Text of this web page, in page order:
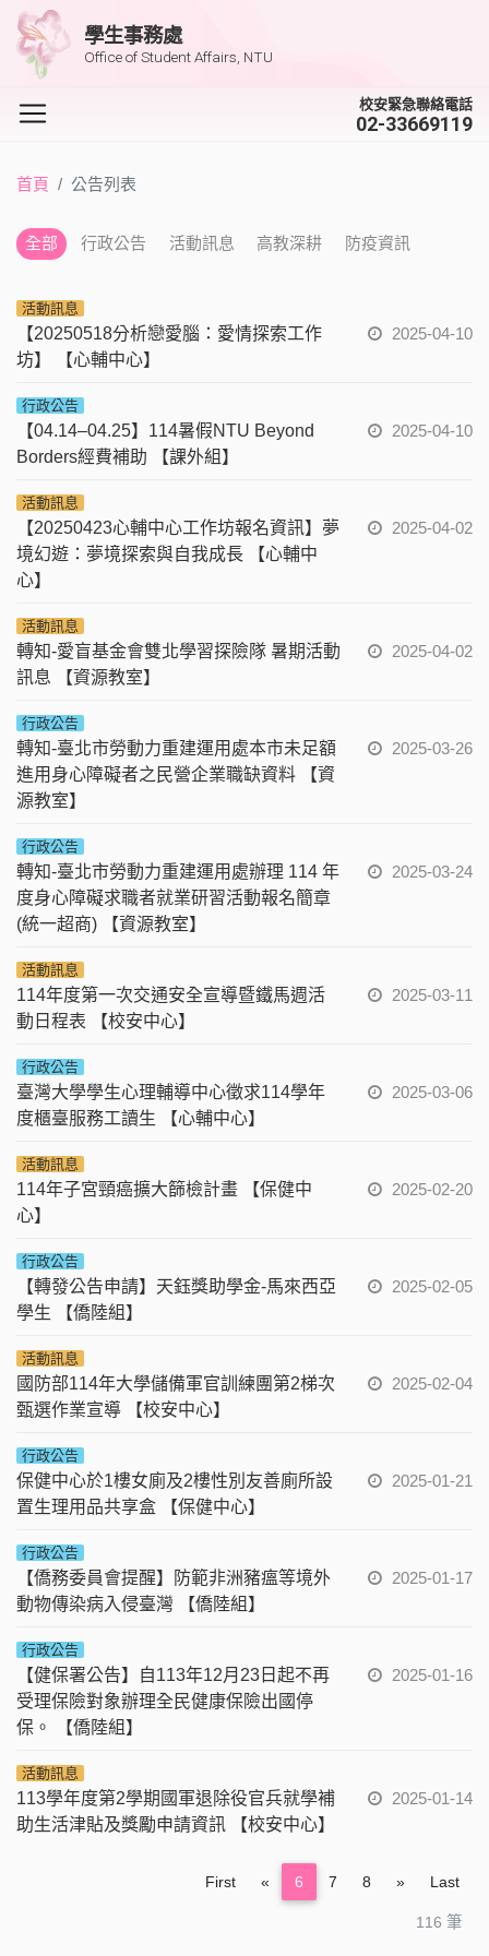
學生事務處
Office of Student Affairs, NTU
校安緊急聯絡電話
02-33669119
首頁 公告列表
全部 行政公告 活動訊息 高教深耕 防疫資訊
活動訊息
【20250518分析戀愛腦：愛情探索工作
坊】 【心輔中心】
2025-04-10
行政公告
【04.14–04.25】114暑假NTU Beyond
Borders經費補助 【課外組】
2025-04-10
活動訊息
【20250423心輔中心工作坊報名資訊】夢
境幻遊：夢境探索與自我成長 【心輔中
心】
2025-04-02
活動訊息
轉知-愛盲基金會雙北學習探險隊 暑期活動
訊息 【資源教室】
2025-04-02
行政公告
轉知-臺北市勞動力重建運用處本市未足額
進用身心障礙者之民營企業職缺資料 【資
源教室】
2025-03-26
行政公告
轉知-臺北市勞動力重建運用處辦理 114 年
度身心障礙求職者就業研習活動報名簡章
(統一超商) 【資源教室】
2025-03-24
活動訊息
114年度第一次交通安全宣導暨鐵馬週活
動日程表 【校安中心】
2025-03-11
行政公告
臺灣大學學生心理輔導中心徵求114學年
度櫃臺服務工讀生 【心輔中心】
2025-03-06
活動訊息
114年子宮頸癌擴大篩檢計畫 【保健中
心】
2025-02-20
行政公告
【轉發公告申請】天鈺獎助學金-馬來西亞
學生 【僑陸組】
2025-02-05
活動訊息
國防部114年大學儲備軍官訓練團第2梯次
甄選作業宣導 【校安中心】
2025-02-04
行政公告
保健中心於1樓女廁及2樓性別友善廁所設
置生理用品共享盒 【保健中心】
2025-01-21
行政公告
【僑務委員會提醒】防範非洲豬瘟等境外
動物傳染病入侵臺灣 【僑陸組】
2025-01-17
行政公告
【健保署公告】自113年12月23日起不再
受理保險對象辦理全民健康保險出國停
保。 【僑陸組】
2025-01-16
活動訊息
113學年度第2學期國軍退除役官兵就學補
助生活津貼及獎勵申請資訊 【校安中心】
2025-01-14
116 筆
First « Previous
6 7 8 »NextLast